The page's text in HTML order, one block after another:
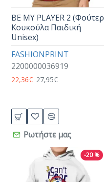
FASHIONPRINT
2200000036919
BE MY PLAYER 2 (Φούτερ
Κουκούλα Παιδική
Unisex)
22,36€ 27,95€
Ρωτήστε μας
-20 %